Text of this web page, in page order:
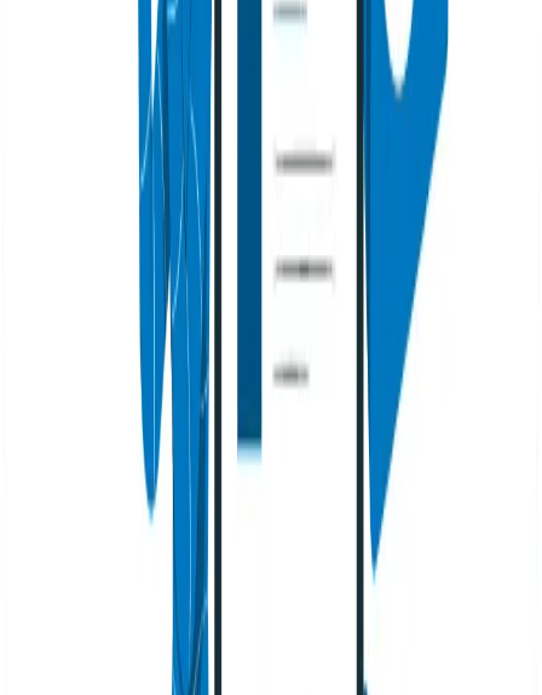
Contar con especialistas que entiendan tu mercado es
clave para el éxito. En Seology ofrecemos servicios
adaptados a cada región: nuestra
agencia SEO Colombia
conoce a fondo el ecosistema digital colombiano,
mientras que nuestra
Agencia SEO en Chile
domina las
estrategias que funcionan en el mercado chileno.
Preguntas frecuentes
¿Qué es una página AMP de Google?
¿Cómo funcionan las AMP y por qué usarlas?
¿Para qué sirve el Google AMP?
¿Cómo implementar AMP en una web?